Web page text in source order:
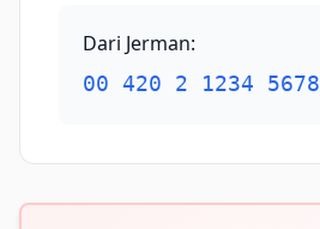
Dari Jerman:
00 420 2 1234 5678